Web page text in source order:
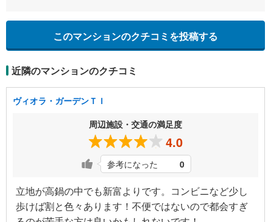
このマンションのクチコミを投稿する
近隣のマンションのクチコミ
ヴィオラ・ガーデンＴＩ
周辺施設・交通の満足度
4.0
参考になった 0
立地が高鍋の中でも新富よりです。コンビニなど少し
歩けば割と色々あります！不便ではないので都会すぎ